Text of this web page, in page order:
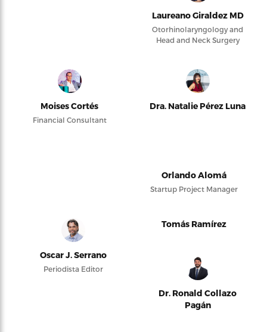
Laureano Giraldez MD
Otorhinolaryngology and
Head and Neck Surgery
Moises Cortés
Financial Consultant
Dra. Natalie Pérez Luna
Orlando Alomá
Startup Project Manager
Oscar J. Serrano
Periodista Editor
Tomás Ramírez
Dr. Ronald Collazo
Pagán